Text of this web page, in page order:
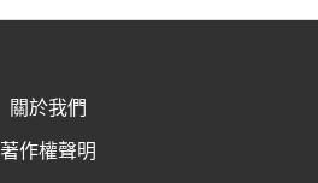
關於我們
著作權聲明